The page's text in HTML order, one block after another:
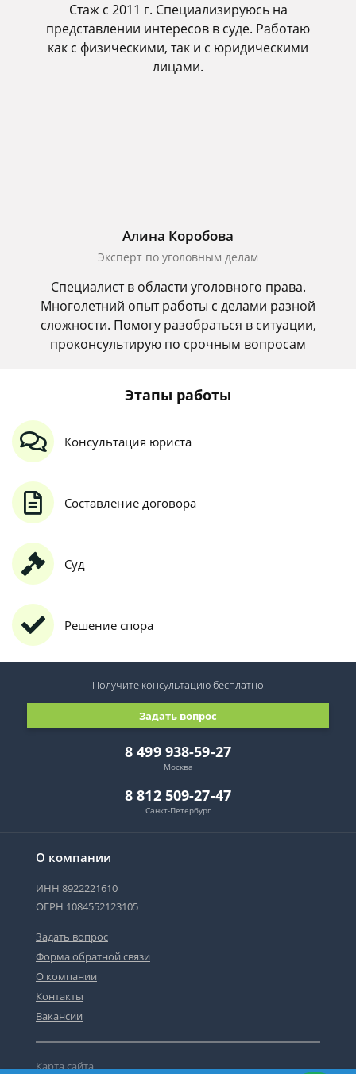
Стаж с 2011 г. Специализируюсь на
представлении интересов в суде. Работаю
как с физическими, так и с юридическими
лицами.
Алина Коробова
Эксперт по уголовным делам
Специалист в области уголовного права.
Многолетний опыт работы с делами разной
сложности. Помогу разобраться в ситуации,
проконсультирую по срочным вопросам
Этапы работы
Консультация юриста
Составление договора
Суд
Решение спора
О компании
ИНН 8922221610
ОГРН 1084552123105
Задать вопрос
Форма обратной связи
О компании
Контакты
Вакансии
Карта сайта
8 499 938-59-27
Москва
8 812 509-27-47
Санкт-Петербург
Задать вопрос
Получите консультациюбесплатно